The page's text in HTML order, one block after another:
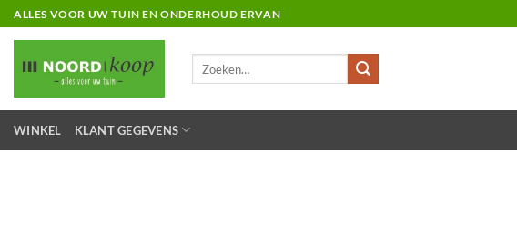
Ga
naar
inhoud
ALLES VOOR UW TUIN EN ONDERHOUD ERVAN
WINKEL KLANT GEGEVENS